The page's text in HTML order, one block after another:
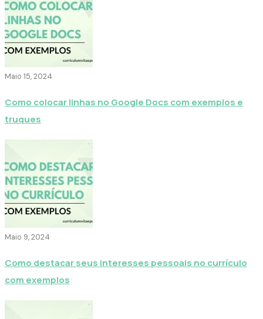
Maio 15, 2024
Como colocar linhas no Google Docs com exemplos e
truques
Maio 9, 2024
Como destacar seus interesses pessoais no currículo
com exemplos